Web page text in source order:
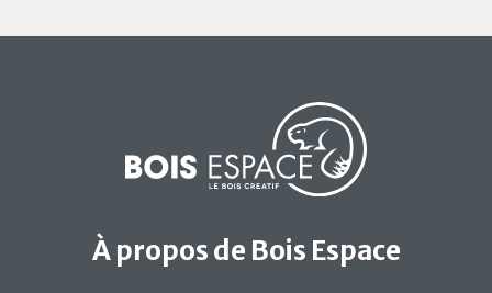
À propos de Bois Espace